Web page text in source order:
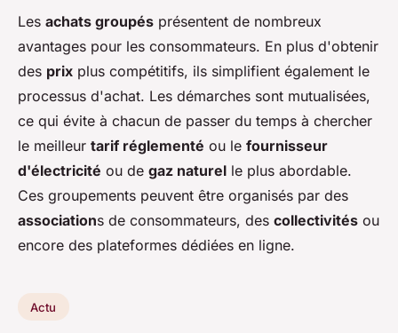
Les achats groupés présentent de nombreux
avantages pour les consommateurs. En plus d'obtenir
des prix plus compétitifs, ils simplifient également le
processus d'achat. Les démarches sont mutualisées,
ce qui évite à chacun de passer du temps à chercher
le meilleur tarif réglementé ou le fournisseur
d'électricité ou de gaz naturel le plus abordable.
Ces groupements peuvent être organisés par des
associations de consommateurs, des collectivités ou
encore des plateformes dédiées en ligne.
Actu